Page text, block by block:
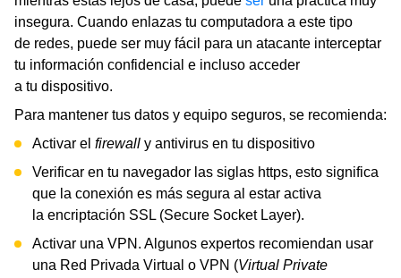
insegura. Cuando enlazas tu computadora a este tipo
de redes, puede ser muy fácil para un atacante interceptar
tu información confidencial e incluso acceder
a tu dispositivo.
Para mantener tus datos y equipo seguros, se recomienda:
Activar el firewall y antivirus en tu dispositivo
Verificar en tu navegador las siglas https, esto significa
que la conexión es más segura al estar activa
la encriptación SSL (Secure Socket Layer).
Activar una VPN. Algunos expertos recomiendan usar
una Red Privada Virtual o VPN (Virtual Private